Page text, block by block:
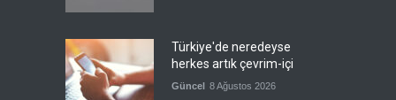
Türkiye'de neredeyse
herkes artık çevrim-içi
Güncel 8 Ağustos 2026